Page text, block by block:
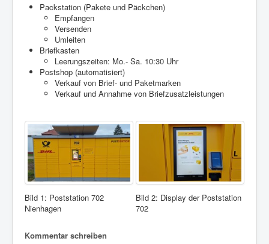
Packstation (Pakete und Päckchen)
Empfangen
Versenden
Umleiten
Briefkasten
Leerungszeiten: Mo.- Sa. 10:30 Uhr
Postshop (automatisiert)
Verkauf von Brief- und Paketmarken
Verkauf und Annahme von Briefzusatzleistungen
Bild 1: Poststation 702
Nienhagen
Bild 2: Display der Poststation
702
Kommentar schreiben